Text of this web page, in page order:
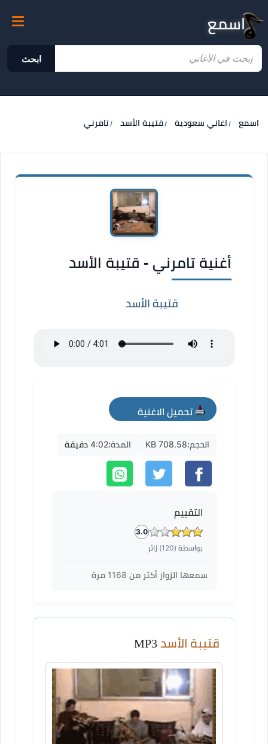
اسمع
ابحث
اسمع اغاني سعودية قتيبة الأسد تامرني
أغنية تامرني - قتيبة الأسد
قتيبة الأسد
تحميل الاغنية
mp3
الحجم:708.58 KB المدة:4:02 دقيقة
التقييم
3.0
بواسطة (120) زائر
سمعها الزوار أكثر من 1168 مرة
قتيبة الأسد